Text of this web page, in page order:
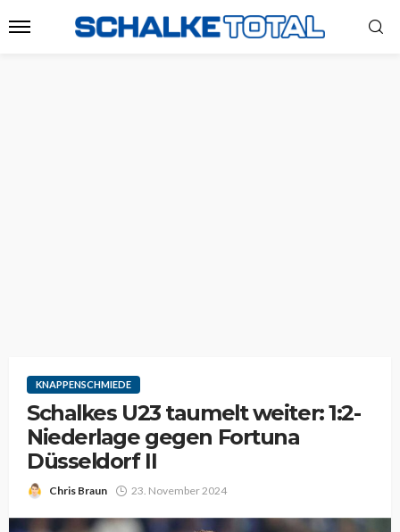
KNAPPENSCHMIEDE
Schalkes U23 taumelt weiter: 1:2-
Niederlage gegen Fortuna
Düsseldorf II
Chris Braun 23. November 2024